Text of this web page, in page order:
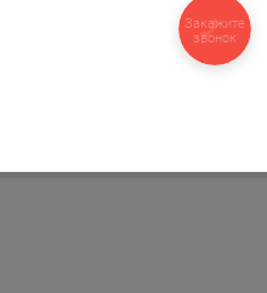
Закажите
звонок